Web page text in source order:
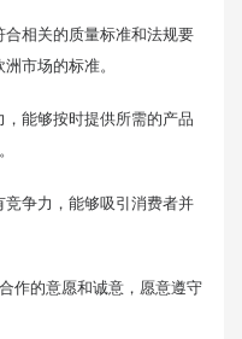
合相关的质量标准和法规要
市场的标准。
能够按时提供所需的产品
争力，能够吸引消费者并
作的意愿和诚意，愿意遵守